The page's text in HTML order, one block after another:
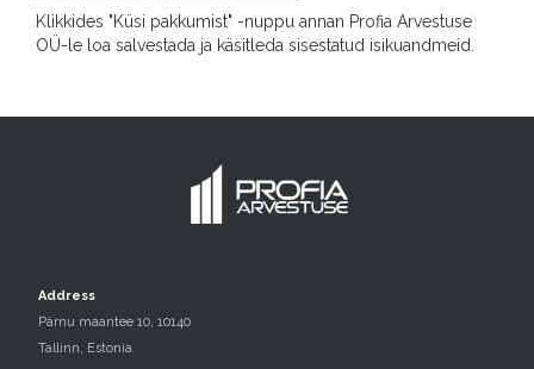
Klikkides "Küsi pakkumist" -nuppu annan Profia Arvestuse
OÜ-le loa salvestada ja käsitleda sisestatud isikuandmeid.
Address
Pärnu maantee 10, 10140
Tallinn, Estonia